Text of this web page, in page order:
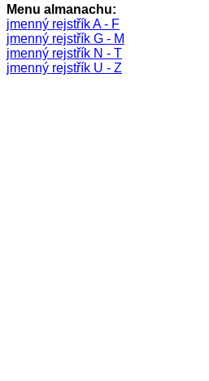
Menu almanachu:
jmenný rejstřík A - F
jmenný rejstřík G - M
jmenný rejstřík N - T
jmenný rejstřík U - Z